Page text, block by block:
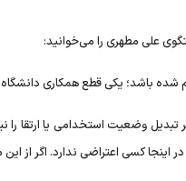
علی مطهری را می‌خوانید:
باشد؛ یکی قطع همکاری دانشگاه
تبدیل وضعیت استخدامی یا ارتقا
اینجا کسی اعتراضی ندارد. اگر از